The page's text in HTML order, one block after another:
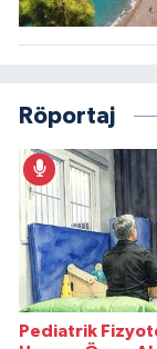
Röportaj
Pediatrik